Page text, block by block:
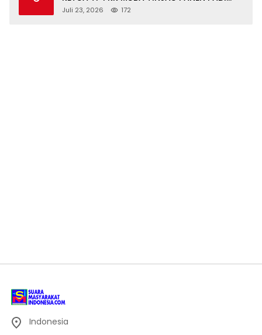
ORGANIK DAN IKAN NILA
Juli 23, 2026 172
Indonesia